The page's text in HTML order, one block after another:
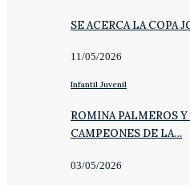
SE ACERCA LA COPA
11/05/2026
Infantil Juvenil
ROMINA PALMEROS
CAMPEONES DE LA…
03/05/2026